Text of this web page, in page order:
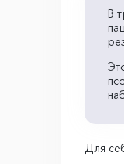
В
Для